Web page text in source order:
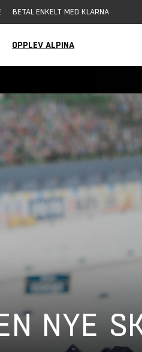
BETAL ENKELT MED KLARNA
OPPLEV ALPINA
NYE